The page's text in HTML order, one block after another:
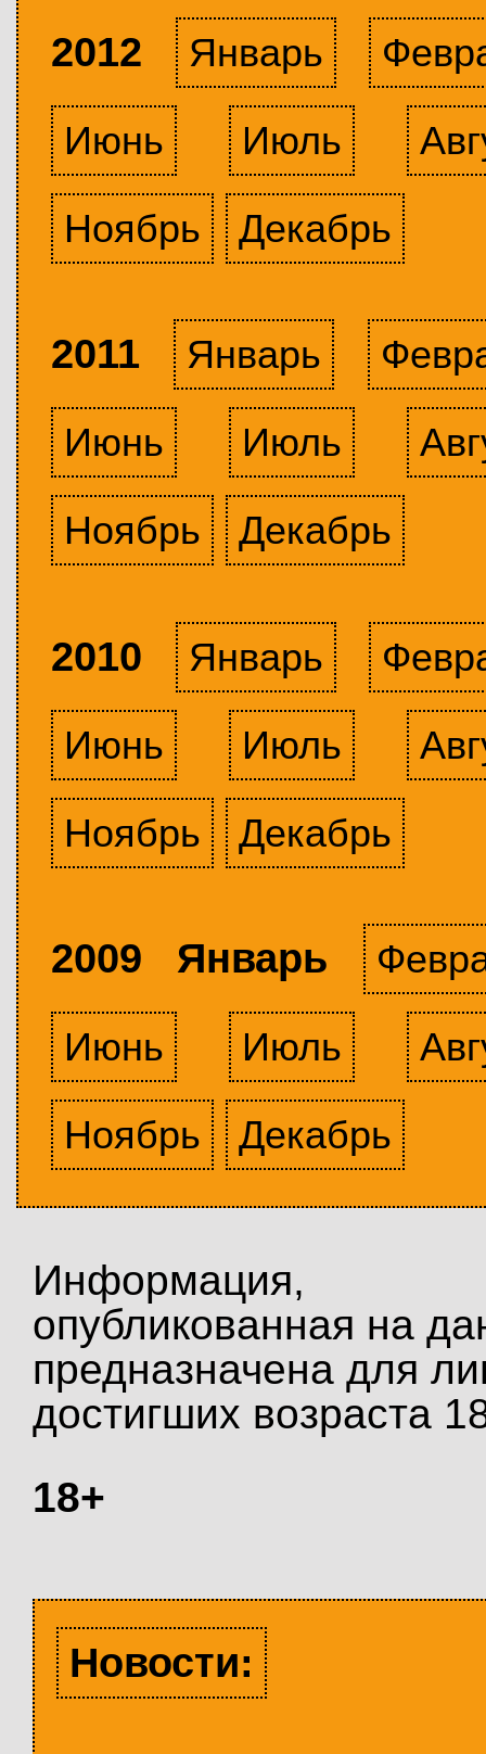
2012 Январь
Июнь
Июль
Ноябрь
Декабрь
2011 Январь
Июнь
Июль
Ноябрь
Декабрь
2010 Январь
Июнь
Июль
Ноябрь
Декабрь
2009 Январь
Июнь
Июль
Ноябрь
Декабрь
Информация,
опубликованная на
предназначена для
достигших возраста
18+
Новости: